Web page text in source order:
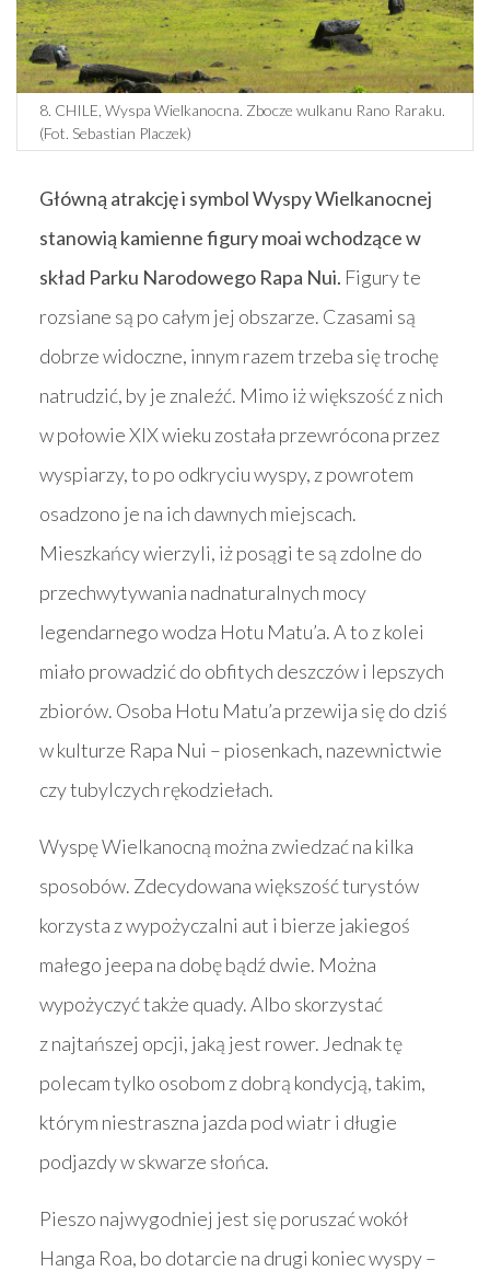
8. CHILE, Wyspa Wielkanocna. Zbocze wulkanu Rano Raraku.
(Fot. Sebastian Placzek)
Główną atrakcję i symbol Wyspy Wielkanocnej
stanowią kamienne figury moai wchodzące w
skład Parku Narodowego Rapa Nui. Figury te
rozsiane są po całym jej obszarze. Czasami są
dobrze widoczne, innym razem trzeba się trochę
natrudzić, by je znaleźć. Mimo iż większość z nich
w połowie XIX wieku została przewrócona przez
wyspiarzy, to po odkryciu wyspy, z powrotem
osadzono je na ich dawnych miejscach.
Mieszkańcy wierzyli, iż posągi te są zdolne do
przechwytywania nadnaturalnych mocy
legendarnego wodza Hotu Matu’a. A to z kolei
miało prowadzić do obfitych deszczów i lepszych
zbiorów. Osoba Hotu Matu’a przewija się do dziś
w kulturze Rapa Nui – piosenkach, nazewnictwie
czy tubylczych rękodziełach.
Wyspę Wielkanocną można zwiedzać na kilka
sposobów. Zdecydowana większość turystów
korzysta z wypożyczalni aut i bierze jakiegoś
małego jeepa na dobę bądź dwie. Można
wypożyczyć także quady. Albo skorzystać
z najtańszej opcji, jaką jest rower. Jednak tę
polecam tylko osobom z dobrą kondycją, takim,
którym niestraszna jazda pod wiatr i długie
podjazdy w skwarze słońca.
Pieszo najwygodniej jest się poruszać wokół
Hanga Roa, bo dotarcie na drugi koniec wyspy –